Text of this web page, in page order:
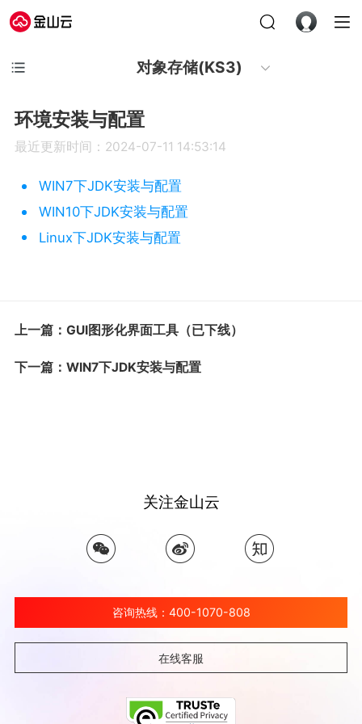
对象存储(KS3)
环境安装与配置
最近更新时间：2024-07-11 14:53:14
WIN7下JDK安装与配置
WIN10下JDK安装与配置
Linux下JDK安装与配置
上一篇：GUI图形化界面工具（已下线）
下一篇：WIN7下JDK安装与配置
关注金山云
咨询热线：400-1070-808
在线客服